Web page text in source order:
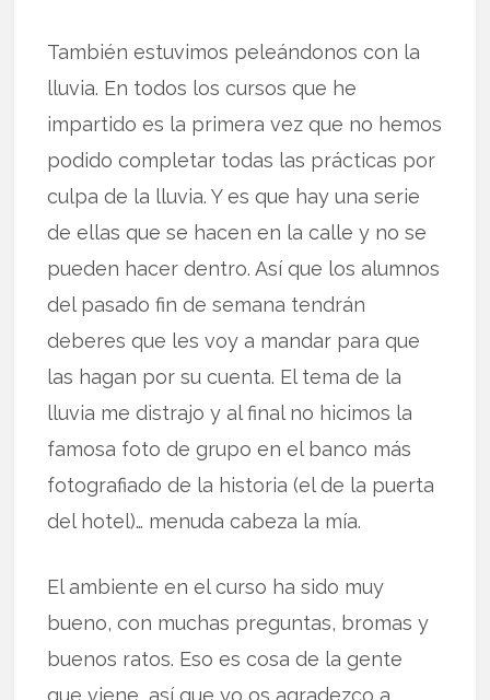
También estuvimos peleándonos con la
lluvia. En todos los cursos que he
impartido es la primera vez que no hemos
podido completar todas las prácticas por
culpa de la lluvia. Y es que hay una serie
de ellas que se hacen en la calle y no se
pueden hacer dentro. Así que los alumnos
del pasado fin de semana tendrán
deberes que les voy a mandar para que
las hagan por su cuenta. El tema de la
lluvia me distrajo y al final no hicimos la
famosa foto de grupo en el banco más
fotografiado de la historia (el de la puerta
del hotel)… menuda cabeza la mía.
El ambiente en el curso ha sido muy
bueno, con muchas preguntas, bromas y
buenos ratos. Eso es cosa de la gente
que viene, así que yo os agradezco a